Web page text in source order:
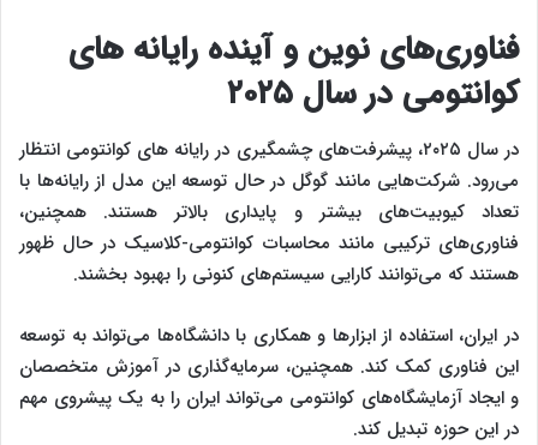
فناوری‌های نوین و آینده رایانه ‌های
کوانتومی در سال ۲۰۲۵
در سال ۲۰۲۵، پیشرفت‌های چشمگیری در رایانه ‌های کوانتومی انتظار
می‌رود. شرکت‌هایی مانند گوگل در حال توسعه این مدل از رایانه‌ها با
تعداد کیوبیت‌های بیشتر و پایداری بالاتر هستند. همچنین،
فناوری‌های ترکیبی مانند محاسبات کوانتومی-کلاسیک در حال ظهور
هستند که می‌توانند کارایی سیستم‌های کنونی را بهبود بخشند.
در ایران، استفاده از ابزارها و همکاری با دانشگاه‌ها می‌تواند به توسعه
این فناوری کمک کند. همچنین، سرمایه‌گذاری در آموزش متخصصان
و ایجاد آزمایشگاه‌های کوانتومی می‌تواند ایران را به یک پیشروی مهم
در این حوزه تبدیل کند.